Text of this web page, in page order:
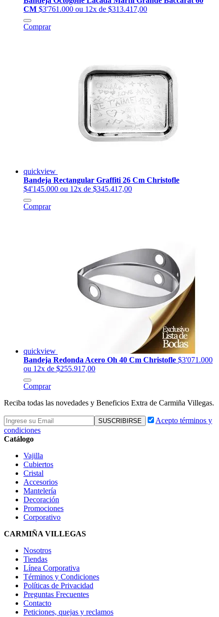
CM $3'761.000 ou 12x de $313.417,00
Comprar
quickview
Bandeja Rectangular Graffiti 26 Cm Christofle
$4'145.000 ou 12x de $345.417,00
Comprar
quickview
Bandeja Redonda Acero Oh 40 Cm Christofle $3'071.000
ou 12x de $255.917,00
Comprar
Reciba todas las novedades y Beneficios Extra de Carmiña Villegas.
Acepto términos y
condiciones
Catálogo
Vajilla
Cubiertos
Cristal
Accesorios
Mantelería
Decoración
Promociones
Corporativo
CARMIÑA VILLEGAS
Nosotros
Tiendas
Línea Corporativa
Términos y Condiciones
Políticas de Privacidad
Preguntas Frecuentes
Contacto
Peticiones, quejas y reclamos